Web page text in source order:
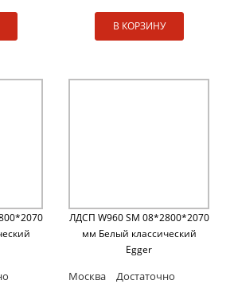
В КОРЗИНУ
ЛДСП W960 SM 08*2800*2070
мм Белый классический
Egger
Москва Достаточно